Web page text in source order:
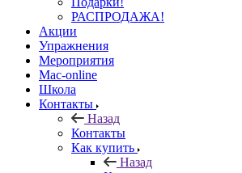
РАСПРОДАЖА!
Акции
Упражнения
Мероприятия
Mac-online
Школа
Контакты
Назад
Контакты
Как купить
Назад